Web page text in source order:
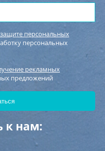
персональных
персональных
рекламных
предложений
к нам: